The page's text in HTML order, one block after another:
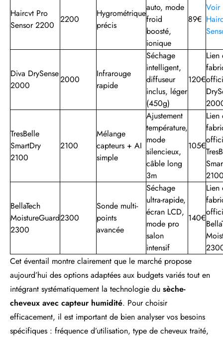
Haircvt Pro
Sensor 2200
2200
Hygrométrique
précis
auto, mode
froid
boosté,
ionique
89€
Voir
Diva DrySense
2000
2000
Infrarouge
rapide
Séchage
intelligent,
diffuseur
inclus, léger
(450g)
120€
Lien
TresBelle
SmartDry
2100
2100
Mélange
capteurs + AI
simple
Ajustement
température,
mode
silencieux,
câble long
3m
105€
Lien
BellaTech
MoistureGuard
2300
2300
Sonde multi-
points
avancée
Séchage
ultra-rapide,
écran LCD,
mode pro
salon
intensif
140€
Lien
Cet éventail montre clairement que le marché propose
aujourd’hui des options adaptées aux budgets variés tout en
intégrant systématiquement la technologie du sèche-
cheveux avec capteur humidité. Pour choisir
efficacement, il est important de bien analyser vos besoins
spécifiques : fréquence d’utilisation, type de cheveux traité,